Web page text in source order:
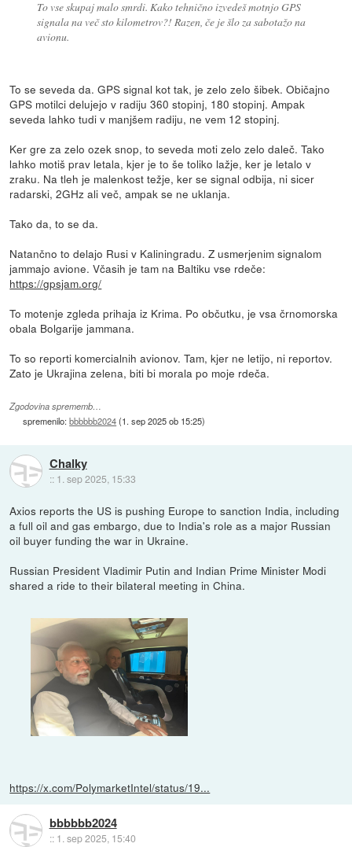
To vse skupaj malo smrdi. Kako tehnično izvedeš motnjo GPS
signala na več sto kilometrov?! Razen, če je šlo za sabotažo na
avionu.
To se seveda da. GPS signal kot tak, je zelo zelo šibek. Običajno
GPS motilci delujejo v radiju 360 stopinj, 180 stopinj. Ampak
seveda lahko tudi v manjšem radiju, ne vem 12 stopinj.
Ker gre za zelo ozek snop, to seveda moti zelo zelo daleč. Tako
lahko motiš prav letala, kjer je to še toliko lažje, ker je letalo v
zraku. Na tleh je malenkost težje, ker se signal odbija, ni sicer
radarski, 2GHz ali več, ampak se ne uklanja.
Tako da, to se da.
Natančno to delajo Rusi v Kaliningradu. Z usmerjenim signalom
jammajo avione. Včasih je tam na Baltiku vse rdeče:
https://gpsjam.org/
To motenje zgleda prihaja iz Krima. Po občutku, je vsa črnomorska
obala Bolgarije jammana.
To so reporti komercialnih avionov. Tam, kjer ne letijo, ni reportov.
Zato je Ukrajina zelena, biti bi morala po moje rdeča.
Zgodovina sprememb…
spremenilo:bbbbbb2024(1. sep 2025 ob 15:25)
Chalky
:: 1. sep 2025, 15:33
Axios reports the US is pushing Europe to sanction India, including
a full oil and gas embargo, due to India's role as a major Russian
oil buyer funding the war in Ukraine.
Russian President Vladimir Putin and Indian Prime Minister Modi
shared a ride to their bilateral meeting in China.
https://x.com/PolymarketIntel/status/19...
bbbbbb2024
:: 1. sep 2025, 15:40